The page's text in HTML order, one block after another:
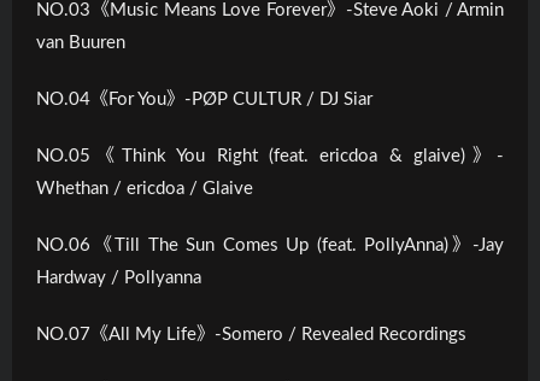
NO.03《Music Means Love Forever》-Steve Aoki / Armin
van Buuren
NO.04《For You》-PØP CULTUR / DJ Siar
NO.05《Think You Right (feat. ericdoa & glaive)》-
Whethan / ericdoa / Glaive
NO.06《Till The Sun Comes Up (feat. PollyAnna)》-Jay
Hardway / Pollyanna
NO.07《All My Life》-Somero / Revealed Recordings